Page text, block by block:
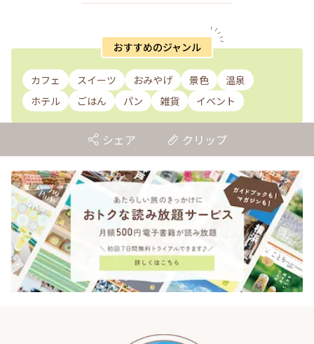
おすすめのジャンル
カフェ スイーツ おみやげ 景色
温泉
ホテル
ごはん パン 雑貨 イベント
シェア クリップ